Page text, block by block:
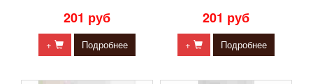
201 руб
+ Подробнее
201 руб
+ Подробнее